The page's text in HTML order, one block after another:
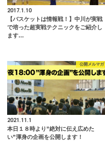
2017.1.10
【バスケットは情報戦！】中川が実戦
で培った超実戦テクニックをご紹介し
ます…
公開メルマガ
2021.11.1
本日１８時より”絶対に伝え広めた
い”渾身の企画を公開します！